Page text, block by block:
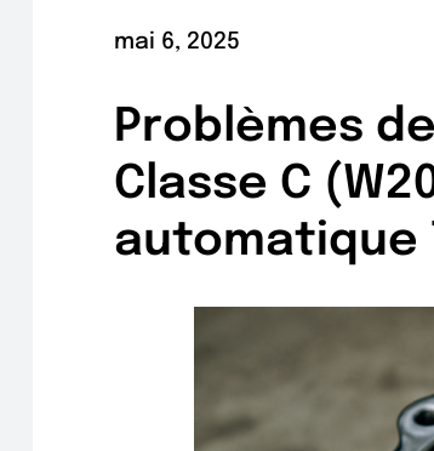
mai 6, 2025
Problèmes
Classe C
automatique